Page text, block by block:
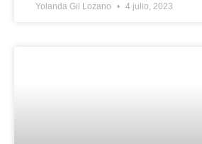
Yolanda Gil Lozano 4 julio, 2023